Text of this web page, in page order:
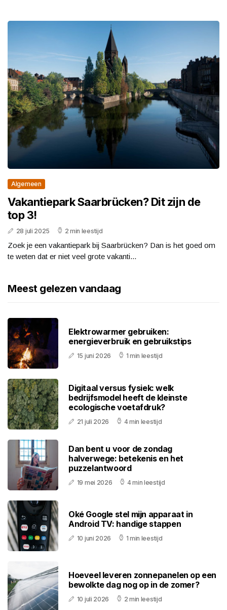
Algemeen
Vakantiepark Saarbrücken? Dit zijn de
top 3!
28 juli 2025 2 min leestijd
Zoek je een vakantiepark bij Saarbrücken? Dan is het goed om
te weten dat er niet veel grote vakanti...
Meest gelezen vandaag
Elektrowarmer gebruiken:
energieverbruik en gebruikstips
15 juni 2026 1 min leestijd
Digitaal versus fysiek: welk
bedrijfsmodel heeft de kleinste
ecologische voetafdruk?
21 juli 2026 4 min leestijd
Dan bent u voor de zondag
halverwege: betekenis en het
puzzelantwoord
19 mei 2026 4 min leestijd
Oké Google stel mijn apparaat in
Android TV: handige stappen
10 juni 2026 1 min leestijd
Hoeveel leveren zonnepanelen op een
bewolkte dag nog op in de zomer?
10 juli 2026 2 min leestijd